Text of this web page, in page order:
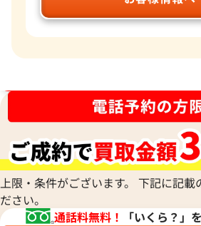
上限・条件がございます。 下記に記載
ださい。
通話料無料！
「いくら？」